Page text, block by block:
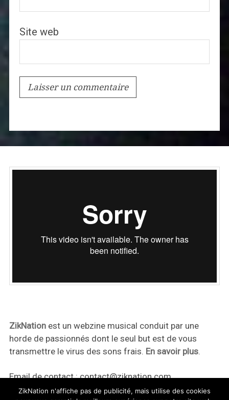
Site web
ZikNationest un webzine musical conduit par une
horde de passionnés dont le seul but est de vous
transmettre le virus des sons frais. En savoir plus.
Email de contact :contact@ziknation.com
ZikNation n'affiche pas de publicité, mais utilise des cookies